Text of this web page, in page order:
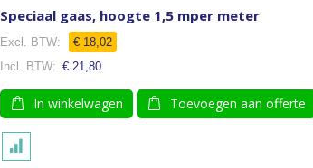
Speciaal gaas, hoogte 1,5 mper meter
€ 18,02
€ 21,80
In winkelwagen Toevoegen aan offerte